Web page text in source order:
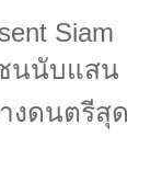
Siam
ชนนับแสน
งดนตรีสุด